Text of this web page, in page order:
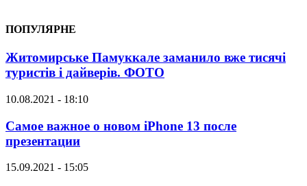
ПОПУЛЯРНЕ
Житомирське Памуккале заманило вже тисячі
туристів і дайверів. ФОТО
10.08.2021 - 18:10
Самое важное о новом iPhone 13 после
презентации
15.09.2021 - 15:05